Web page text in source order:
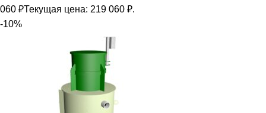
060 ₽Текущая цена: 219 060 ₽.
-10%